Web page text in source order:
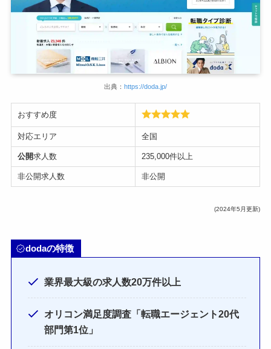
出典： https://doda.jp/
おすすめ度
対応エリア 全国
公開求人数 235,000件以上
非公開求人数 非公開
(2024年5月更新)
dodaの特徴
業界最大級の求人数20万件以上
オリコン満足度調査「転職エージェント20代
部門第1位」